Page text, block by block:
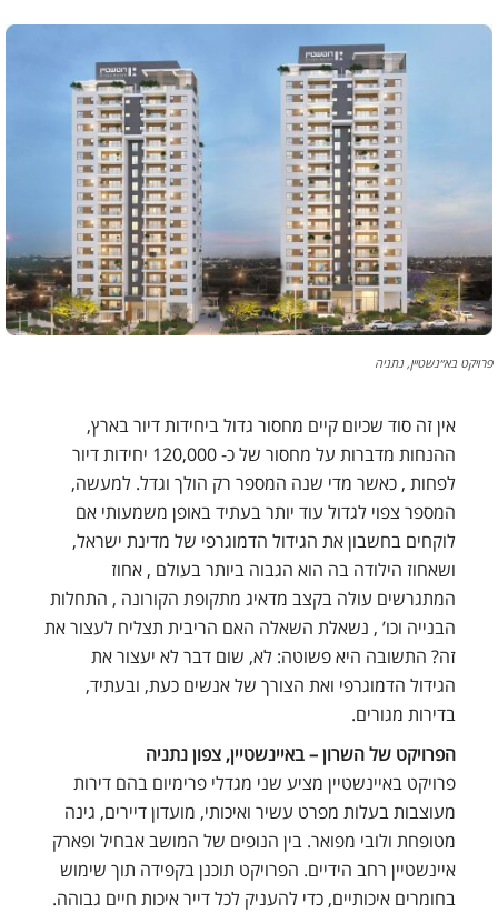
פרויקט בא״נשטיין, נתניה
אין זה סוד שכיום קיים מחסור גדול ביחידות דיור בארץ,
ההנחות מדברות על מחסור של כ- 120,000 יחידות דיור
לפחות , כאשר מדי שנה המספר רק הולך וגדל. למעשה,
המספר צפוי לגדול עוד יותר בעתיד באופן משמעותי אם
לוקחים בחשבון את הגידול הדמוגרפי של מדינת ישראל,
ושאחוז הילודה בה הוא הגבוה ביותר בעולם , אחוז
המתגרשים עולה בקצב מדאיג מתקופת הקורונה , התחלות
הבנייה וכו’ , נשאלת השאלה האם הריבית תצליח לעצור את
זה? התשובה היא פשוטה: לא, שום דבר לא יעצור את
הגידול הדמוגרפי ואת הצורך של אנשים כעת, ובעתיד,
בדירות מגורים.
הפרויקט של השרון – באיינשטיין, צפון נתניה
פרויקט באיינשטיין מציע שני מגדלי פרימיום בהם דירות
מעוצבות בעלות מפרט עשיר ואיכותי, מועדון דיירים, גינה
מטופחת ולובי מפואר. בין הנופים של המושב אבחיל ופארק
איינשטיין רחב הידיים. הפרויקט תוכנן בקפידה תוך שימוש
בחומרים איכותיים, כדי להעניק לכל דייר איכות חיים גבוהה.